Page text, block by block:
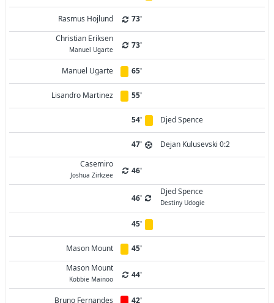
Rasmus Hojlund
73'
Christian Eriksen
Manuel Ugarte 73'
Manuel Ugarte 65'
Lisandro Martinez 55'
54' Djed Spence
47'
Dejan Kulusevski 0:2
Casemiro
Joshua Zirkzee 46'
46'
Djed Spence
Destiny Udogie
45'
Mason Mount
45'
Mason Mount
Kobbie Mainoo 44'
Bruno Fernandes 42'